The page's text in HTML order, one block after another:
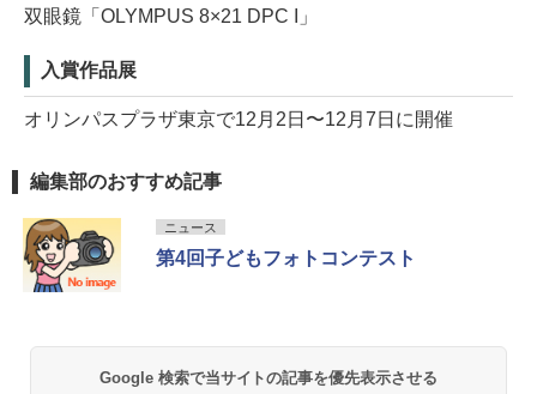
双眼鏡「OLYMPUS 8×21 DPC I」
入賞作品展
オリンパスプラザ東京で12月2日〜12月7日に開催
編集部のおすすめ記事
ニュース
第4回子どもフォトコンテスト
Google 検索で当サイトの記事を優先表示させる